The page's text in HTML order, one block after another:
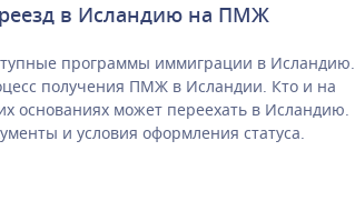
в Исландию на ПМЖ
программы иммиграции в Исландию.
получения ПМЖ в Исландии. Кто и на
основаниях может переехать в Исландию.
и условия оформления статуса.